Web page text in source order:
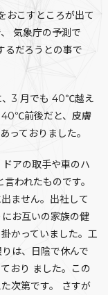
おこすところが出て
気象庁の予測で
だろうとの事で
、3 月でも 40℃越え
40℃前後だと、皮膚
っておりました。
アの取手や車のハ
われたものです。
ません。出社して
お互いの家族の健
かっていました。工
は、日陰で休んで
おり ました。この
次第です。 さすが